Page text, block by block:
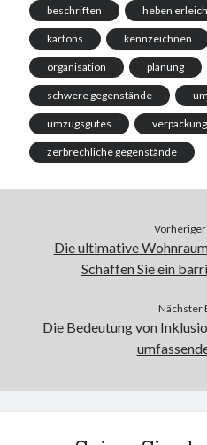
beschriften heben
kartons kennzeichnen
organisation planung
schwere gegenstände
umzugsgutes verpackung
zerbrechliche gegenstände
Die ultimative
Schaffen Sie ein
Nächster
Die Bedeutung von